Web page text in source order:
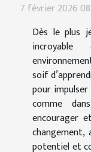
7 février 2026
Dès le plus
soif
pour
comme
encourager
potentiel et